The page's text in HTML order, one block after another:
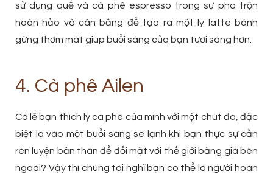
sử dụng quế và cà phê espresso trong sự pha trộn
hoàn hảo và cân bằng để tạo ra một ly latte bánh
gừng thơm mát giúp buổi sáng của bạn tươi sáng hơn.
4. Cà phê Ailen
Có lẽ bạn thích ly cà phê của mình với một chút đá, đặc
biệt là vào một buổi sáng se lạnh khi bạn thực sự cần
rèn luyện bản thân để đối mặt với thế giới băng giá bên
ngoài? Vậy thì chúng tôi nghĩ bạn có thể là người hoàn